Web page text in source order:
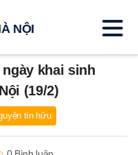
khai sinh
(19/2)
tín hữu
NỘI